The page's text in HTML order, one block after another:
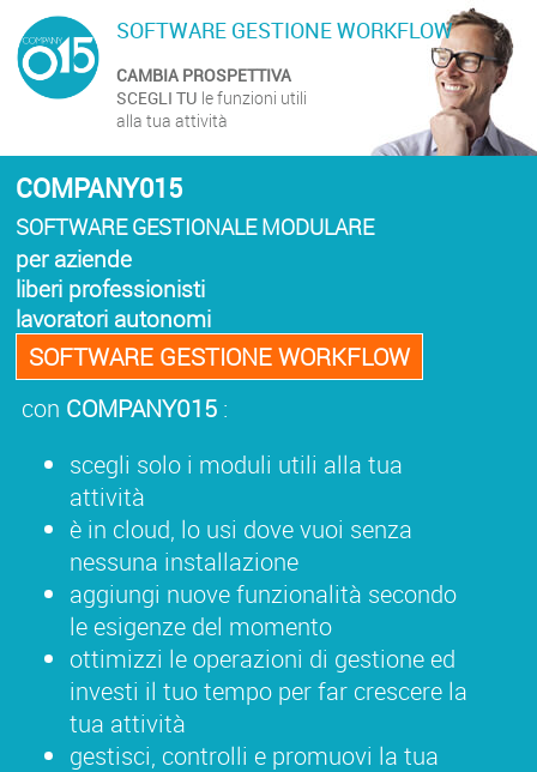
SOFTWARE GESTIONE WORKFLOW
CAMBIA PROSPETTIVA
SCEGLI TU le funzioni utili
alla tua attività
COMPANY015
SOFTWARE GESTIONALE MODULARE
per aziende
liberi professionisti
lavoratori autonomi
SOFTWARE GESTIONE WORKFLOW
con COMPANY015 :
scegli solo i moduli utili alla tua
attività
è in cloud, lo usi dove vuoi senza
nessuna installazione
aggiungi nuove funzionalità secondo
le esigenze del momento
ottimizzi le operazioni di gestione ed
investi il tuo tempo per far crescere la
tua attività
gestisci, controlli e promuovi la tua